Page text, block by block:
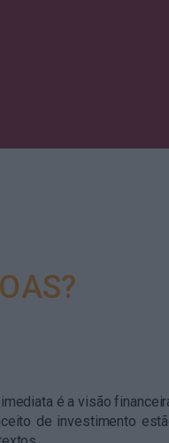
é a visão
de investimento